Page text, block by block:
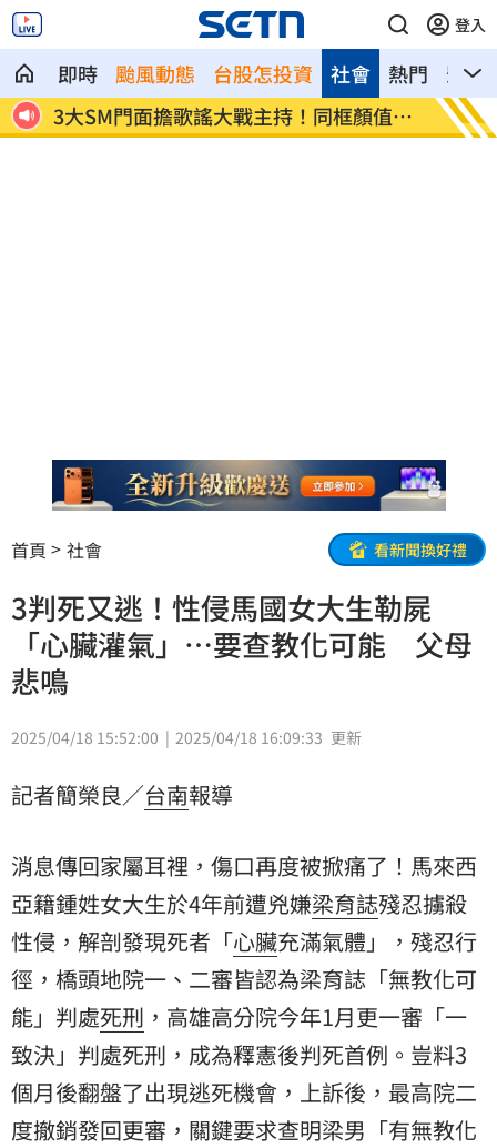
登入
即時 颱風動態 台股怎投資 熱門 影音
社會
照 3大SM門面擔歌謠大戰主持！同框顏值炸
裂
繞違
首頁 社會 看新聞換好禮
3判死又逃！性侵馬國女大生勒屍
「心臟灌氣」…要查教化可能 父母
悲鳴
2025/04/18 15:52:00 2025/04/18 16:09:33 更新
記者簡榮良／台南報導
消息傳回家屬耳裡，傷口再度被掀痛了！馬來西
亞籍鍾姓女大生於4年前遭兇嫌梁育誌殘忍擄殺
性侵，解剖發現死者「心臟充滿氣體」，殘忍行
徑，橋頭地院一、二審皆認為梁育誌「無教化可
能」判處死刑 ，高雄高分院今年1月更一審「一
致決」判處死刑，成為釋憲後判死首例。豈料3
個月後翻盤了出現逃死機會，上訴後，最高院二
度撤銷發回更審，關鍵要求查明梁男「有無教化